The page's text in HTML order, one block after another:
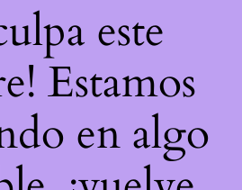
este
Estamos
en algo